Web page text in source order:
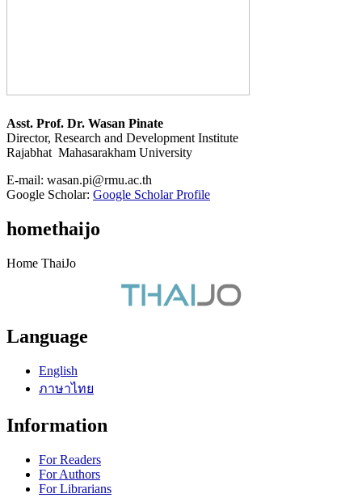
Asst. Prof. Dr. Wasan Pinate
Director, Research and Development Institute
Rajabhat Mahasarakham University
E-mail: wasan.pi@rmu.ac.th
Google Scholar: Google Scholar Profile
homethaijo
Home ThaiJo
Language
English
ภาษาไทย
Information
For Readers
For Authors
For Librarians